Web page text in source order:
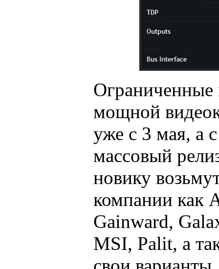
Ограниченные
мощной
уже с 3 мая, а
массовый
новику
компании как
Gainward,
MSI, Palit, а